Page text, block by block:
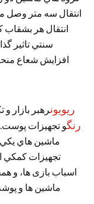
انتقال سه متر وصل
انتقال هر
سنتي تاثير
افزایش شعاع
ريويونرهبر بازار و
رنگو تجهيزات
ماشين هاي يکي
تجهيزات کمکي
اسباب بازی ها، و
ماشین ها و